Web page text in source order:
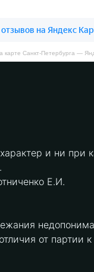
карте Санкт‑Петербурга —
и ни при
Е.И.
от партии к